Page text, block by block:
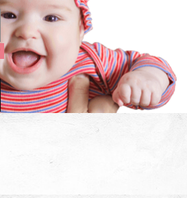
करें और
प्राप्त करें!
मां!
हाथों में हूँ।